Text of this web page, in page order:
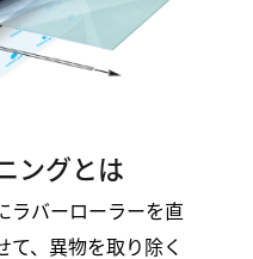
ングとは
ラバーローラーを直
、異物を取り除く